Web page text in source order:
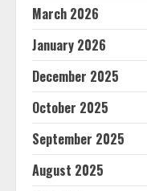
March 2026
January 2026
December 2025
October 2025
September 2025
August 2025